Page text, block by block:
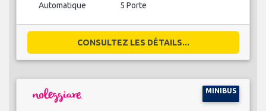
Automatique 5 Porte
CONSULTEZ LES DÉTAILS...
MINIBUS